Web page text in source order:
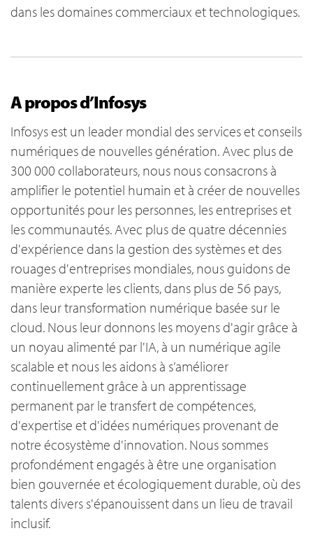
dans les domaines commerciaux et technologiques.
A propos d’Infosys
Infosys est un leader mondial des services et conseils
numériques de nouvelles génération. Avec plus de
300 000 collaborateurs, nous nous consacrons à
amplifier le potentiel humain et à créer de nouvelles
opportunités pour les personnes, les entreprises et
les communautés. Avec plus de quatre décennies
d'expérience dans la gestion des systèmes et des
rouages d'entreprises mondiales, nous guidons de
manière experte les clients, dans plus de 56 pays,
dans leur transformation numérique basée sur le
cloud. Nous leur donnons les moyens d'agir grâce à
un noyau alimenté par l'IA, à un numérique agile
scalable et nous les aidons à s’améliorer
continuellement grâce à un apprentissage
permanent par le transfert de compétences,
d'expertise et d'idées numériques provenant de
notre écosystème d'innovation. Nous sommes
profondément engagés à être une organisation
bien gouvernée et écologiquement durable, où des
talents divers s'épanouissent dans un lieu de travail
inclusif.